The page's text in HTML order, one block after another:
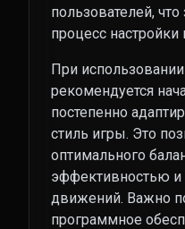
пользователей,
процесс настройки
При использовании
рекомендуется
постепенно
стиль игры. Это
оптимального
эффективностью и
движений. Важно
программное